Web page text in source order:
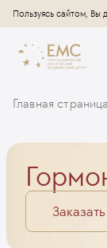
Пользуясь сайтом, Вы
Главная страница